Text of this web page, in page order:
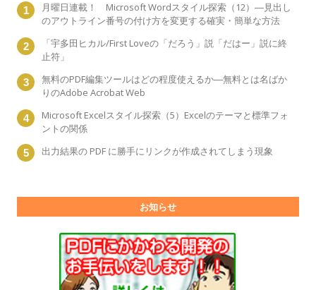
月曜日連載！ Microsoft Wordスタイル探索（12）―見出し
のアウトライン番号の付け方を変更する確実・簡単な方法
「宇多田ヒカル/First Loveの「だろう」説「だはー」説に終
止符」
無料のPDF編集ツールはどの程度使えるか―無料とは名ばか
りのAdobe Acrobat Web
Microsoft Excelスタイル探索（5）Excelのテーマと標準フォ
ントの関係
出力結果の PDF に勝手にリンクが作成されてしまう現象
お知らせ